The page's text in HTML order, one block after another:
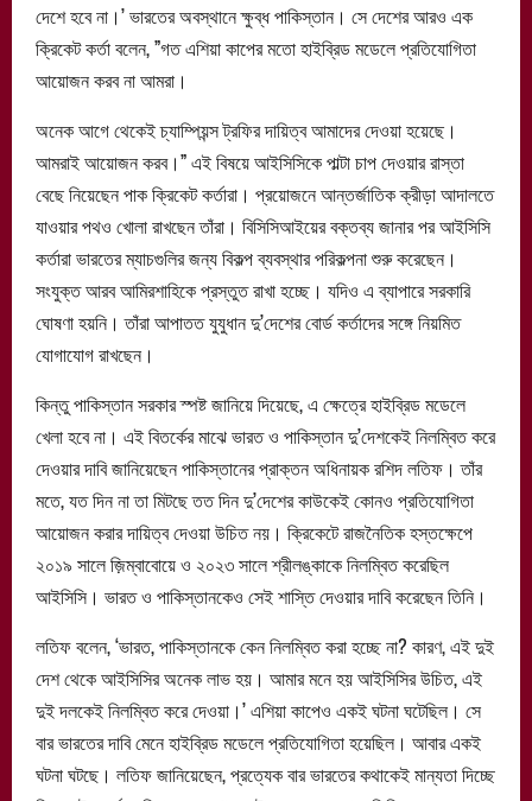
দেশে হবে না।’ ভারতের অবস্থানে ক্ষুব্ধ পাকিস্তান। সে দেশের আরও এক
ক্রিকেট কর্তা বলেন, ”গত এশিয়া কাপের মতো হাইব্রিড মডেলে প্রতিযোগিতা
আয়োজন করব না আমরা।
অনেক আগে থেকেই চ্যাম্পিয়ন্স ট্রফির দায়িত্ব আমাদের দেওয়া হয়েছে।
আমরাই আয়োজন করব।” এই বিষয়ে আইসিসিকে পাল্টা চাপ দেওয়ার রাস্তা
বেছে নিয়েছেন পাক ক্রিকেট কর্তারা। প্রয়োজনে আন্তর্জাতিক ক্রীড়া আদালতে
যাওয়ার পথও খোলা রাখছেন তাঁরা। বিসিসিআইয়ের বক্তব্য জানার পর আইসিসি
কর্তারা ভারতের ম্যাচগুলির জন্য বিকল্প ব্যবস্থার পরিকল্পনা শুরু করেছেন।
সংযুক্ত আরব আমিরশাহিকে প্রস্তুত রাখা হচ্ছে। যদিও এ ব্যাপারে সরকারি
ঘোষণা হয়নি। তাঁরা আপাতত যুযুধান দু’দেশের বোর্ড কর্তাদের সঙ্গে নিয়মিত
যোগাযোগ রাখছেন।
কিন্তু পাকিস্তান সরকার স্পষ্ট জানিয়ে দিয়েছে, এ ক্ষেত্রে হাইব্রিড মডেলে
খেলা হবে না। এই বিতর্কের মাঝে ভারত ও পাকিস্তান দু’দেশকেই নিলম্বিত করে
দেওয়ার দাবি জানিয়েছেন পাকিস্তানের প্রাক্তন অধিনায়ক রশিদ লতিফ। তাঁর
মতে, যত দিন না তা মিটছে তত দিন দু’দেশের কাউকেই কোনও প্রতিযোগিতা
আয়োজন করার দায়িত্ব দেওয়া উচিত নয়। ক্রিকেটে রাজনৈতিক হস্তক্ষেপে
২০১৯ সালে জ়িম্বাবোয়ে ও ২০২৩ সালে শ্রীলঙ্কাকে নিলম্বিত করেছিল
আইসিসি। ভারত ও পাকিস্তানকেও সেই শাস্তি দেওয়ার দাবি করেছেন তিনি।
লতিফ বলেন, ‘ভারত, পাকিস্তানকে কেন নিলম্বিত করা হচ্ছে না? কারণ, এই দুই
দেশ থেকে আইসিসির অনেক লাভ হয়। আমার মনে হয় আইসিসির উচিত, এই
দুই দলকেই নিলম্বিত করে দেওয়া।’ এশিয়া কাপেও একই ঘটনা ঘটেছিল। সে
বার ভারতের দাবি মেনে হাইব্রিড মডেলে প্রতিযোগিতা হয়েছিল। আবার একই
ঘটনা ঘটছে। লতিফ জানিয়েছেন, প্রত্যেক বার ভারতের কথাকেই মান্যতা দিচ্ছে